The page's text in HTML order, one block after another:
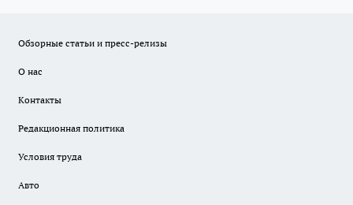
Обзорные статьи и пресс-релизы
О нас
Контакты
Редакционная политика
Условия труда
Авто